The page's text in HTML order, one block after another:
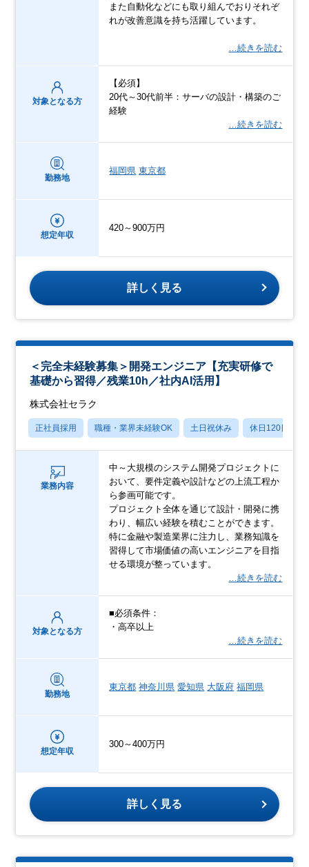
また自動化などにも取り組んでおりそれぞ
れが改善意識を持ち活躍しています。
…続きを読む
対象となる方
【必須】
20代～30代前半：サーバの設計・構築のご
経験
…続きを読む
勤務地
福岡県 東京都
想定年収
420～900万円
詳しく見る
＜完全未経験募集＞開発エンジニア【充実研修で
基礎から習得／残業10h／社内AI活用】
株式会社セラク
正社員採用 職種・業界未経験OK 土日祝休み 休日120日以上
業務内容
中～大規模のシステム開発プロジェクトに
おいて、要件定義や設計などの上流工程か
ら参画可能です。
プロジェクト全体を通じて設計・開発に携
わり、幅広い経験を積むことができます。
特に金融や製造業界に注力し、業務知識を
習得して市場価値の高いエンジニアを目指
せる環境が整っています。
…続きを読む
対象となる方
■必須条件：
・高卒以上
…続きを読む
勤務地
東京都 神奈川県 愛知県 大阪府 福岡県
想定年収
300～400万円
詳しく見る